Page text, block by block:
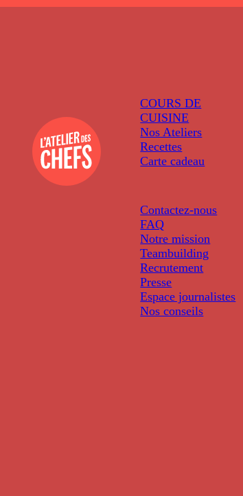
COURS DE
CUISINE
Nos Ateliers
Recettes
Carte cadeau
Contactez-nous
FAQ
Notre mission
Teambuilding
Recrutement
Presse
Espace journalistes
Nos conseils